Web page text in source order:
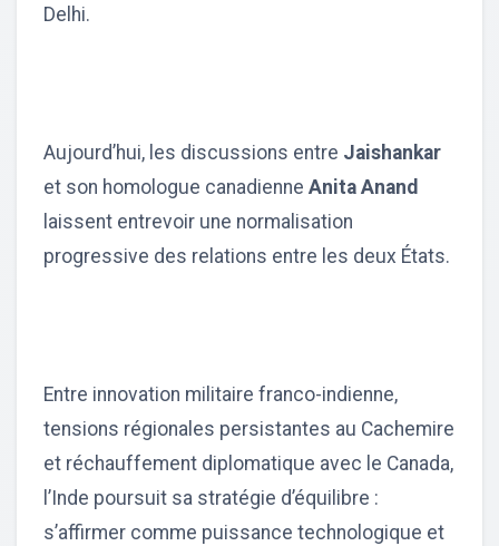
Delhi.
Aujourd’hui, les discussions entre Jaishankar
et son homologue canadienne Anita Anand
laissent entrevoir une normalisation
progressive des relations entre les deux États.
Entre innovation militaire franco-indienne,
tensions régionales persistantes au Cachemire
et réchauffement diplomatique avec le Canada,
l’Inde poursuit sa stratégie d’équilibre :
s’affirmer comme puissance technologique et